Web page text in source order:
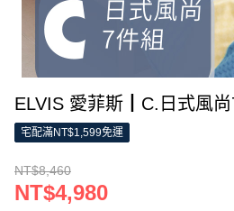
ELVIS 愛菲斯┃C.日式風
宅配滿NT$1,599免運
NT$8,460
NT$4,980